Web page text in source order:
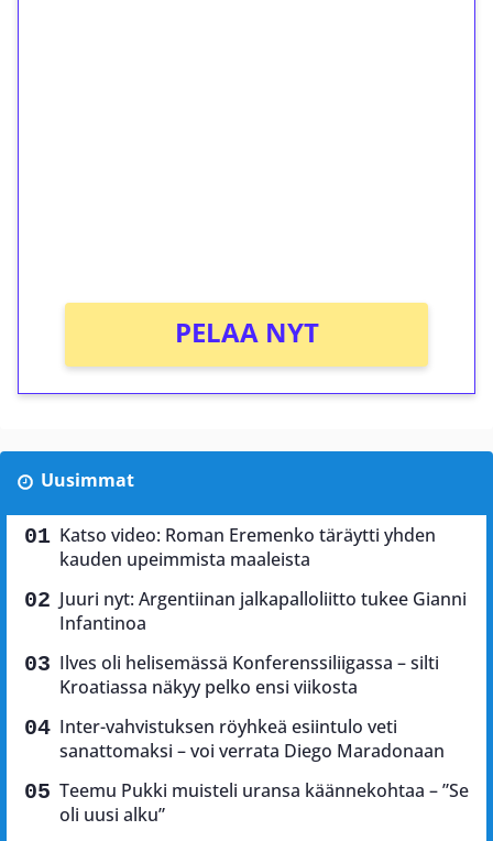
PELAA NYT
Uusimmat
Katso video: Roman Eremenko täräytti yhden
kauden upeimmista maaleista
Juuri nyt: Argentiinan jalkapalloliitto tukee Gianni
Infantinoa
Ilves oli helisemässä Konferenssiliigassa – silti
Kroatiassa näkyy pelko ensi viikosta
Inter-vahvistuksen röyhkeä esiintulo veti
sanattomaksi – voi verrata Diego Maradonaan
Teemu Pukki muisteli uransa käännekohtaa – ”Se
oli uusi alku”